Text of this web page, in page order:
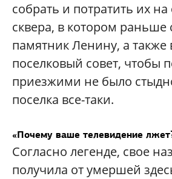
собрать и потратить их на
сквера, в котором раньше
памятник Ленину, а также
поселковый совет, чтобы
приезжими не было
поселка все-таки.
«Почему ваше телевидение
Согласно легенде, свое
получила от умершей